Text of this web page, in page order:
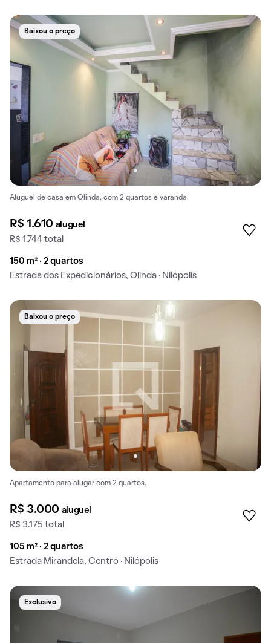
Baixou o preço
Aluguel de casa em Olinda, com 2 quartos e varanda.
R$ 1.610 aluguel
R$ 1.744 total
150 m² · 2 quartos
Estrada dos Expedicionários, Olinda · Nilópolis
Baixou o preço
Apartamento para alugar com 2 quartos.
R$ 3.000 aluguel
R$ 3.175 total
105 m² · 2 quartos
Estrada Mirandela, Centro · Nilópolis
Exclusivo